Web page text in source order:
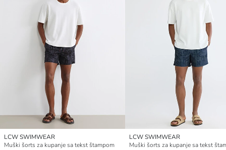
LCW SWIMWEAR
Muški šorts za kupanje sa tekst štampom
LCW SWIMWEAR
Muški šorts za kupanje sa tekst